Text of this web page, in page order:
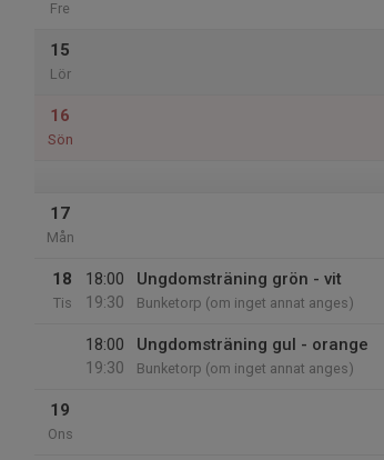
Fre
15
Lör
16
Sön
17
Mån
18
Tis
18:00
19:30
Ungdomsträning grön - vit
Bunketorp (om inget annat anges)
18:00
19:30
Ungdomsträning gul - orange
Bunketorp (om inget annat anges)
19
Ons